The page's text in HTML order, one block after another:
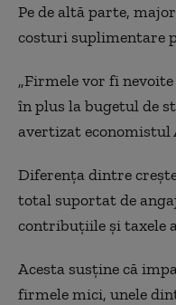
Pe de altă parte,
costuri suplimentare
„Firmele vor fi
în plus la bugetul de
avertizat economistul
Diferența dintre
total suportat de
contribuțiile și taxele
Acesta susține că
firmele mici, unele